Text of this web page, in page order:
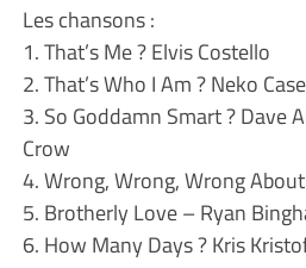
Les chansons :
1. That’s Me ? Elvis Costello
2. That’s Who I Am ? Neko Case
3. So Goddamn Smart ? Dave
Crow
4. Wrong, Wrong, Wrong
5. Brotherly Love – Ryan
6. How Many Days ? Kris